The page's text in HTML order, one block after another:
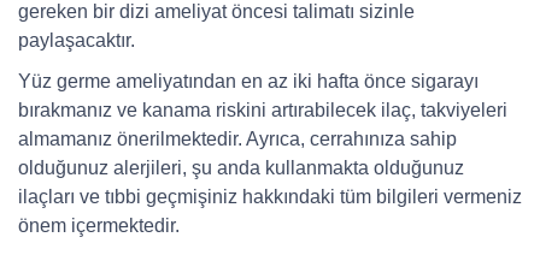
gereken bir dizi ameliyat öncesi talimatı sizinle
paylaşacaktır.
Yüz germe ameliyatından en az iki hafta önce sigarayı
bırakmanız ve kanama riskini artırabilecek ilaç, takviyeleri
almamanız önerilmektedir. Ayrıca, cerrahınıza sahip
olduğunuz alerjileri, şu anda kullanmakta olduğunuz
ilaçları ve tıbbi geçmişiniz hakkındaki tüm bilgileri vermeniz
önem içermektedir.